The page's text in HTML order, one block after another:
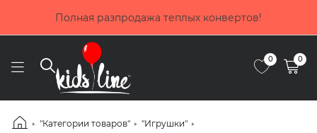
частями от Приватбанка
0 0
"Категории товаров"
"Игрушки"